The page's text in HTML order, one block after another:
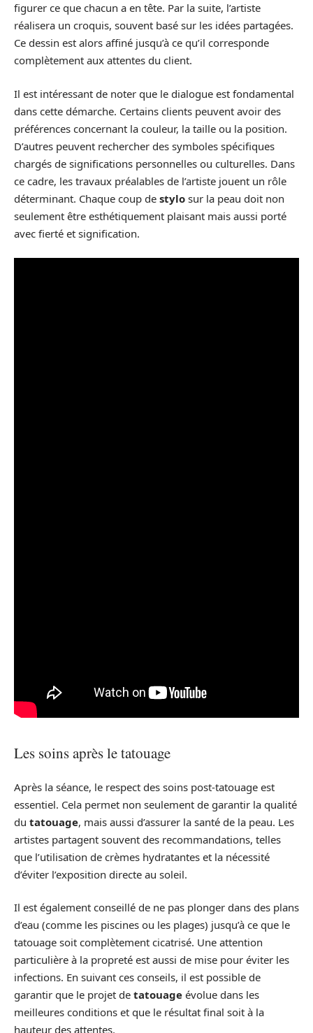
figurer ce que chacun a en tête. Par la suite, l’artiste
réalisera un croquis, souvent basé sur les idées partagées.
Ce dessin est alors affiné jusqu’à ce qu’il corresponde
complètement aux attentes du client.
Il est intéressant de noter que le dialogue est fondamental
dans cette démarche. Certains clients peuvent avoir des
préférences concernant la couleur, la taille ou la position.
D’autres peuvent rechercher des symboles spécifiques
chargés de significations personnelles ou culturelles. Dans
ce cadre, les travaux préalables de l’artiste jouent un rôle
déterminant. Chaque coup de stylo sur la peau doit non
seulement être esthétiquement plaisant mais aussi porté
avec fierté et signification.
Les soins après le tatouage
Après la séance, le respect des soins post-tatouage est
essentiel. Cela permet non seulement de garantir la qualité
du tatouage, mais aussi d’assurer la santé de la peau. Les
artistes partagent souvent des recommandations, telles
que l’utilisation de crèmes hydratantes et la nécessité
d’éviter l’exposition directe au soleil.
Il est également conseillé de ne pas plonger dans des plans
d’eau (comme les piscines ou les plages) jusqu’à ce que le
tatouage soit complètement cicatrisé. Une attention
particulière à la propreté est aussi de mise pour éviter les
infections. En suivant ces conseils, il est possible de
garantir que le projet de tatouage évolue dans les
meilleures conditions et que le résultat final soit à la
hauteur des attentes.